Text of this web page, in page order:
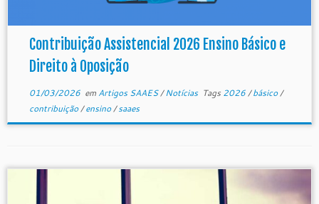
Contribuição Assistencial 2026 Ensino Básico e
Direito à Oposição
01/03/2026em Artigos SAAES/Notícias Tags 2026/básico/
contribuição/ensino/saaes